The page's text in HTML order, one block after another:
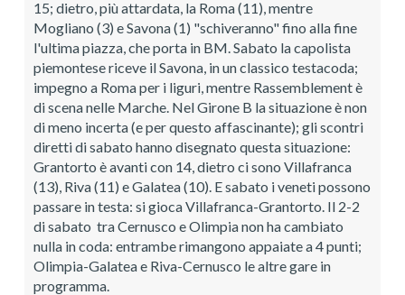
15; dietro, più attardata, la Roma (11), mentre
Mogliano (3) e Savona (1) "schiveranno" fino alla fine
l'ultima piazza, che porta in BM. Sabato la capolista
piemontese riceve il Savona, in un classico testacoda;
impegno a Roma per i liguri, mentre Rassemblement è
di scena nelle Marche. Nel Girone B la situazione è non
di meno incerta (e per questo affascinante); gli scontri
diretti di sabato hanno disegnato questa situazione:
Grantorto è avanti con 14, dietro ci sono Villafranca
(13), Riva (11) e Galatea (10). E sabato i veneti possono
passare in testa: si gioca Villafranca-Grantorto. Il 2-2
di sabato tra Cernusco e Olimpia non ha cambiato
nulla in coda: entrambe rimangono appaiate a 4 punti;
Olimpia-Galatea e Riva-Cernusco le altre gare in
programma.